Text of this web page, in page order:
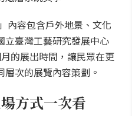
內容包含戶外地景、文化
立臺灣工藝研究發展中心
的展出時間，讓民眾在更
次的展覽內容策劃。
方式一次看